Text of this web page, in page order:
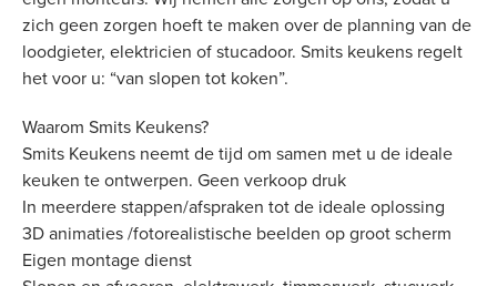
zich geen zorgen hoeft te maken over de planning van de
loodgieter, elektricien of stucadoor. Smits keukens regelt
het voor u: “van slopen tot koken”.
Waarom Smits Keukens?
Smits Keukens neemt de tijd om samen met u de ideale
keuken te ontwerpen. Geen verkoop druk
In meerdere stappen/afspraken tot de ideale oplossing
3D animaties /fotorealistische beelden op groot scherm
Eigen montage dienst